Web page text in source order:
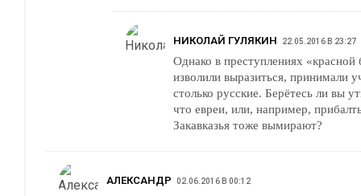
НИКОЛАЙ ГУЛЯКИН 22.05.2016 В 23:27
Однако в преступлениях
изволили выразиться, принимали
столько русские. Берётесь ли вы
что евреи, или, например,
Закавказья тоже вымирают?
АЛЕКСАНДР 02.06.2016 В 00:12